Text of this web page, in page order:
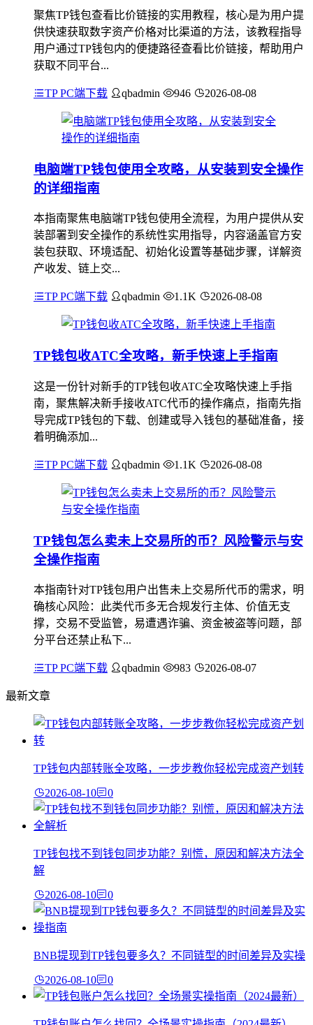
聚焦TP钱包查看比价链接的实用教程，核心是为用户提
供快速获取数字资产价格对比渠道的方法，该教程指导
用户通过TP钱包内的便捷路径查看比价链接，帮助用户
获取不同平台...
TP PC端下载 qbadmin 946 2026-08-08
电脑端TP钱包使用全攻略，从安装到安全操作
的详细指南
本指南聚焦电脑端TP钱包使用全流程，为用户提供从安
装部署到安全操作的系统性实用指导，内容涵盖官方安
装包获取、环境适配、初始化设置等基础步骤，详解资
产收发、链上交...
TP PC端下载 qbadmin 1.1K 2026-08-08
TP钱包收ATC全攻略，新手快速上手指南
这是一份针对新手的TP钱包收ATC全攻略快速上手指
南，聚焦解决新手接收ATC代币的操作痛点，指南先指
导完成TP钱包的下载、创建或导入钱包的基础准备，接
着明确添加...
TP PC端下载 qbadmin 1.1K 2026-08-08
TP钱包怎么卖未上交易所的币？风险警示与安
全操作指南
本指南针对TP钱包用户出售未上交易所代币的需求，明
确核心风险：此类代币多无合规发行主体、价值无支
撑，交易不受监管，易遭遇诈骗、资金被盗等问题，部
分平台还禁止私下...
TP PC端下载 qbadmin 983 2026-08-07
最新文章
TP钱包内部转账全攻略，一步步教你轻松完成资产划转
2026-08-10 0
TP钱包找不到钱包同步功能？别慌，原因和解决方法全
解
2026-08-10 0
BNB提现到TP钱包要多久？不同链型的时间差异及实操
2026-08-10 0